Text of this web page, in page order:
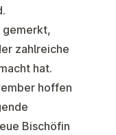
gemerkt,
zahlreiche
hat.
hoffen
Bischöfin